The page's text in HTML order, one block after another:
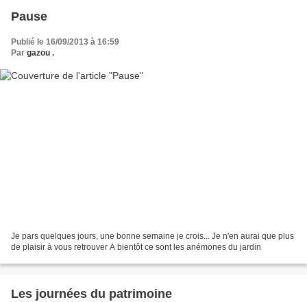
Pause
Publié le 16/09/2013 à 16:59
Par gazou .
Je pars quelques jours, une bonne semaine je crois... Je n'en aurai que plus
de plaisir à vous retrouver A bientôt ce sont les anémones du jardin
Les journées du patrimoine